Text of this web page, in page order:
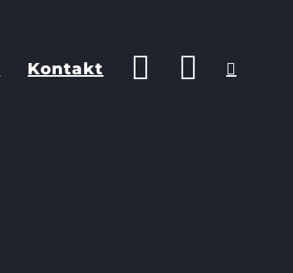
Kontakt